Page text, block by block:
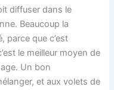
diffuser dans le
Beaucoup la
parce que c’est
le meilleur moyen de
Un bon
et aux volets de